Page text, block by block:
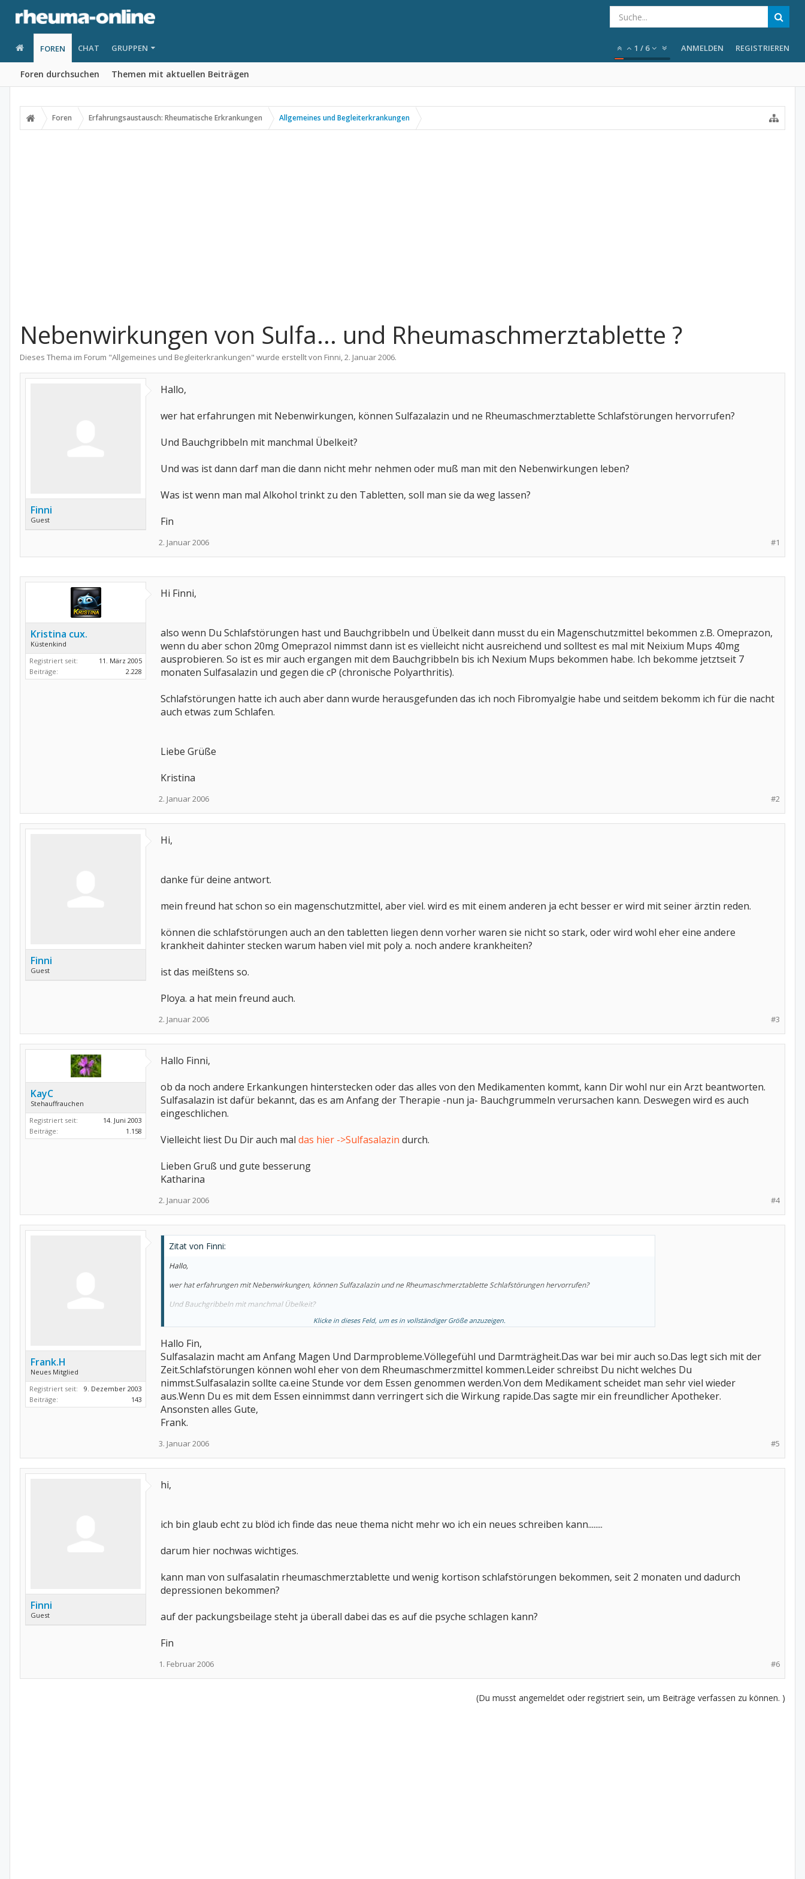
FOREN
Foren durchsuchen Themen mit aktuellen Beiträgen
CHAT GRUPPEN 1 / 6 ANMELDEN REGISTRIEREN
Foren Erfahrungsaustausch: Rheumatische Erkrankungen Allgemeines und Begleiterkrankungen
Nebenwirkungen von Sulfa... und Rheumaschmerztablette ?
Dieses Thema im Forum "Allgemeines und Begleiterkrankungen" wurde erstellt von Finni,2. Januar 2006.
Finni
Guest
Hallo,
wer hat erfahrungen mit Nebenwirkungen, können Sulfazalazin und ne Rheumaschmerztablette Schlafstörungen hervorrufen?
Und Bauchgribbeln mit manchmal Übelkeit?
Und was ist dann darf man die dann nicht mehr nehmen oder muß man mit den Nebenwirkungen leben?
Was ist wenn man mal Alkohol trinkt zu den Tabletten, soll man sie da weg lassen?
Fin
#1
2. Januar 2006
Kristina cux.
Küstenkind
Registriert seit:
11. März 2005
Beiträge:
2.228
Hi Finni,
also wenn Du Schlafstörungen hast und Bauchgribbeln und Übelkeit dann musst du ein Magenschutzmittel bekommen z.B. Omeprazon,
wenn du aber schon 20mg Omeprazol nimmst dann ist es vielleicht nicht ausreichend und solltest es mal mit Neixium Mups 40mg
ausprobieren. So ist es mir auch ergangen mit dem Bauchgribbeln bis ich Nexium Mups bekommen habe. Ich bekomme jetztseit 7
monaten Sulfasalazin und gegen die cP (chronische Polyarthritis).
Schlafstörungen hatte ich auch aber dann wurde herausgefunden das ich noch Fibromyalgie habe und seitdem bekomm ich für die nacht
auch etwas zum Schlafen.
Liebe Grüße
Kristina
#2
2. Januar 2006
Finni
Guest
Hi,
danke für deine antwort.
mein freund hat schon so ein magenschutzmittel, aber viel. wird es mit einem anderen ja echt besser er wird mit seiner ärztin reden.
können die schlafstörungen auch an den tabletten liegen denn vorher waren sie nicht so stark, oder wird wohl eher eine andere
krankheit dahinter stecken warum haben viel mit poly a. noch andere krankheiten?
ist das meißtens so.
Ploya. a hat mein freund auch.
#3
2. Januar 2006
KayC
Stehauffrauchen
Registriert seit:
14. Juni 2003
Beiträge:
1.158
Hallo Finni,
ob da noch andere Erkankungen hinterstecken oder das alles von den Medikamenten kommt, kann Dir wohl nur ein Arzt beantworten.
Sulfasalazin ist dafür bekannt, das es am Anfang der Therapie -nun ja- Bauchgrummeln verursachen kann. Deswegen wird es auch
eingeschlichen.
Vielleicht liest Du Dir auch mal das hier ->Sulfasalazin durch.
Lieben Gruß und gute besserung
Katharina
#4
2. Januar 2006
Frank.H
Neues Mitglied
Registriert seit:
9. Dezember 2003
Beiträge:
143
Zitat von Finni:
Hallo,
wer hat erfahrungen mit Nebenwirkungen, können Sulfazalazin und ne Rheumaschmerztablette Schlafstörungen hervorrufen?
Und Bauchgribbeln mit manchmal Übelkeit?
Und was ist dann darf man die dann nicht mehr nehmen oder muß man mit den Nebenwirkungen leben?
Was ist wenn man mal Alkohol trinkt zu den Tabletten, soll man sie da weg lassen?
Fin
Klicke in dieses Feld, um es in vollständiger Größe anzuzeigen.
Hallo Fin,
Sulfasalazin macht am Anfang Magen Und Darmprobleme.Völlegefühl und Darmträgheit.Das war bei mir auch so.Das legt sich mit der
Zeit.Schlafstörungen können wohl eher von dem Rheumaschmerzmittel kommen.Leider schreibst Du nicht welches Du
nimmst.Sulfasalazin sollte ca.eine Stunde vor dem Essen genommen werden.Von dem Medikament scheidet man sehr viel wieder
aus.Wenn Du es mit dem Essen einnimmst dann verringert sich die Wirkung rapide.Das sagte mir ein freundlicher Apotheker.
Ansonsten alles Gute,
Frank.
#5
3. Januar 2006
Finni
Guest
hi,
ich bin glaub echt zu blöd ich finde das neue thema nicht mehr wo ich ein neues schreiben kann........
darum hier nochwas wichtiges.
kann man von sulfasalatin rheumaschmerztablette und wenig kortison schlafstörungen bekommen, seit 2 monaten und dadurch
depressionen bekommen?
auf der packungsbeilage steht ja überall dabei das es auf die psyche schlagen kann?
Fin
#6
1. Februar 2006
(Du musst angemeldet oder registriert sein, um Beiträge verfassen zu können. )